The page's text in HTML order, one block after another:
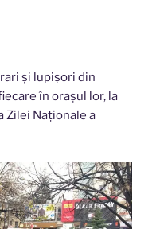
și lupișori din
în orașul lor, la
Zilei Naționale a